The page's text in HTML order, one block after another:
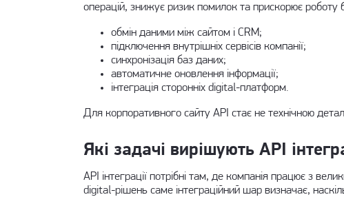
операцій, знижує ризик помилок та прискорює роботу
обмін даними між сайтом і CRM;
підключення внутрішніх сервісів компанії;
синхронізація баз даних;
автоматичне оновлення інформації;
інтеграція сторонніх digital-платформ.
Для корпоративного сайту API стає не технічною
Які задачі вирішують API
API інтеграції потрібні там, де компанія працює з
digital-рішень саме інтеграційний шар визначає,